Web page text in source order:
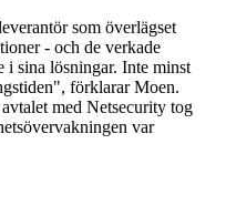
som överlägset
- och de verkade
i sina lösningar. Inte minst
förklarar Moen.
med Netsecurity tog
var